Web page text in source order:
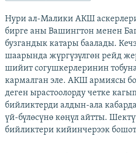
Нури ал-Малики АКШ
бирге аны Вашингтон менен
бузгандык катары баалады.
шаарында жүргүзүлгөн рейд
шийит согушкерлеринин
кармалган эле. АКШ армиясы
деген ырастоолорду четке
бийликтерди алдын-ала
үй-бүлөсүнө көңүл айтты.
бийликтери кийинчерээк